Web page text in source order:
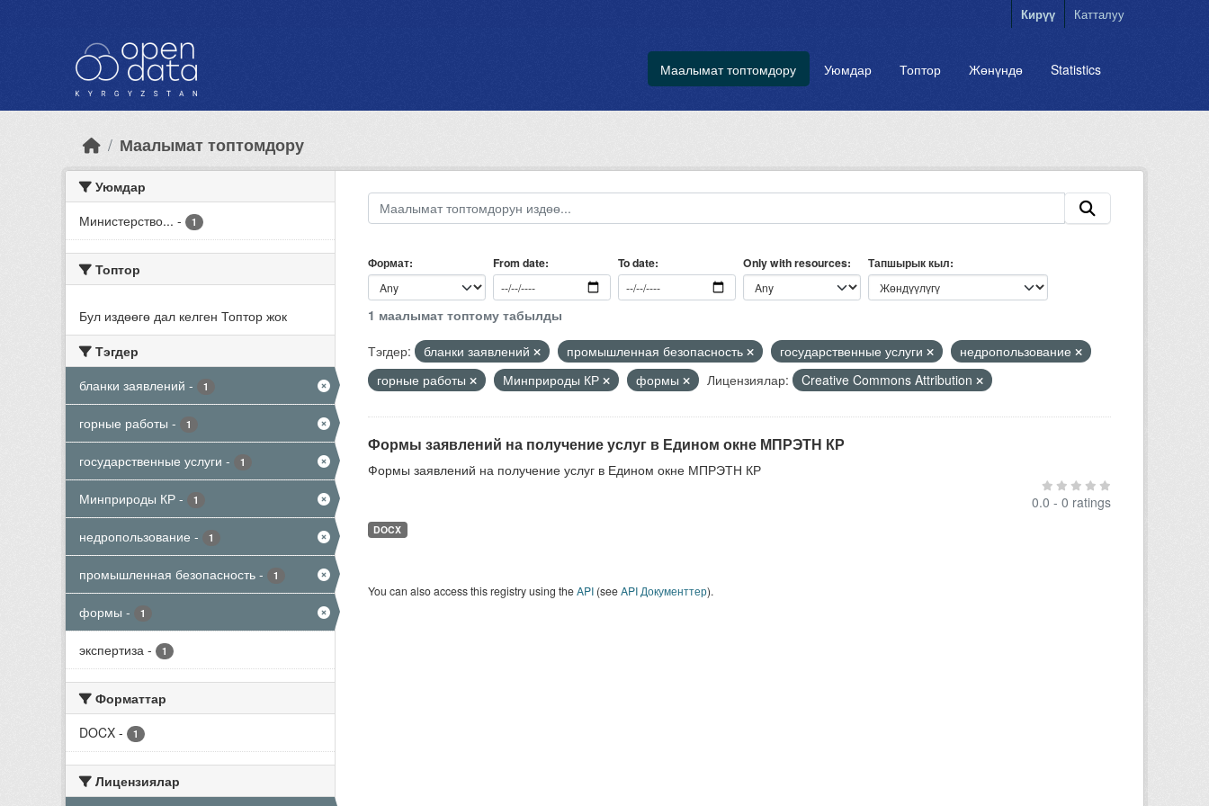
Кирүү Катталуу
Маалымат топтомдору Уюмдар Топтор Жөнүндө Statistics
Маалымат топтомдору
Уюмдар
Министерство... - 1
Топтор
Бул издөөгө дал келген Топтор жок
Тэгдер
бланки заявлений - 1
горные работы - 1
государственные услуги - 1
Минприроды КР - 1
недропользование - 1
промышленная безопасность - 1
формы - 1
экспертиза - 1
Форматтар
DOCX - 1
Лицензиялар
Формат From date To date Only with resources Тапшырык кыл
1 маалымат топтому табылды
Тэгдер:
бланки заявлений промышленная безопасность государственные услуги
недропользование
горные работы
Минприроды КР формы Лицензиялар: Creative Commons Attribution
Формы заявлений на получение услуг в Едином окне МПРЭТН КР
Формы заявлений на получение услуг в Едином окне МПРЭТН КР
0.0 - 0 ratings
DOCX
You can also access this registry using theAPI(seeAPI Документтер).